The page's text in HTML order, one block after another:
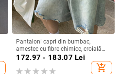
Pantaloni capri din bumbac,
amestec cu fibre chimice, croială
drept, microelasticitate, vară, stil
172.97 - 183.07 Lei
add_shopping_cart